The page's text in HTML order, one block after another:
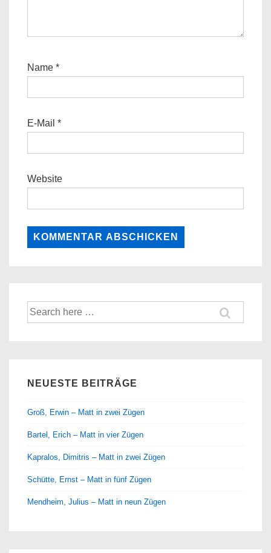
Name *
E-Mail *
Website
Suche
nach:
NEUESTE BEITRÄGE
Groß, Erwin – Matt in zwei Zügen
Bartel, Erich – Matt in vier Zügen
Kapralos, Dimitris – Matt in zwei Zügen
Schütte, Ernst – Matt in fünf Zügen
Mendheim, Julius – Matt in neun Zügen